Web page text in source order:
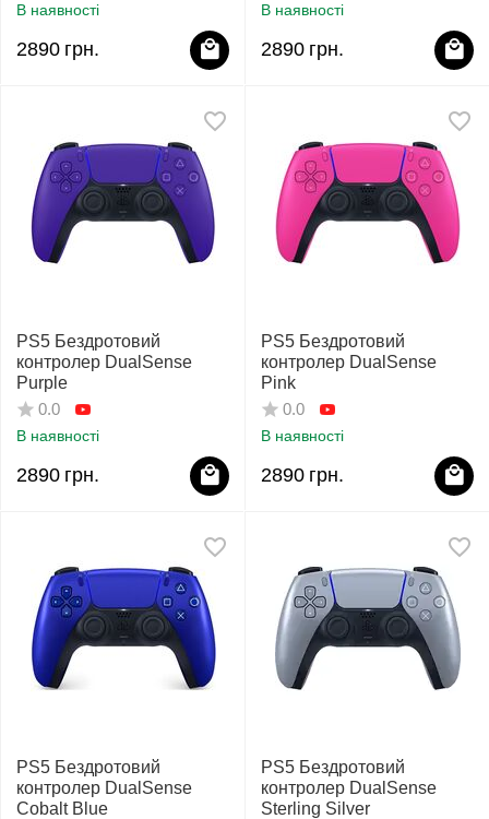
В наявності
2890 грн.
В наявності
2890 грн.
PS5 Бездротовий
контролер DualSense
Purple
0.0
В наявності
2890 грн.
PS5 Бездротовий
контролер DualSense
Pink
0.0
В наявності
2890 грн.
PS5 Бездротовий
контролер DualSense
Cobalt Blue
PS5 Бездротовий
контролер DualSense
Sterling Silver